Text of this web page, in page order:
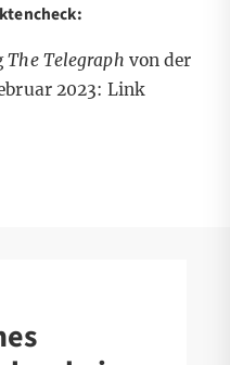
The Telegraph von der
2023: Link